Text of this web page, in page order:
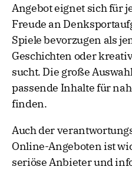
Angebot eignet sich für
Freude an
Spiele bevorzugen als
Geschichten oder
sucht. Die große
passende Inhalte für
finden.
Auch der
Online-Angeboten ist
seriöse Anbieter und